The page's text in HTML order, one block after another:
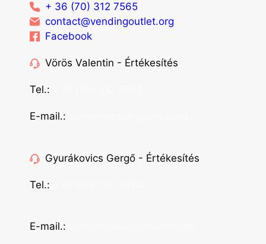
+ 36 (70) 312 7565
contact@vendingoutlet.org
Facebook
Vörös Valentin - Értékesítés
Tel.:
E-mail.:
Gyurákovics Gergő - Értékesítés
Tel.:
E-mail.: